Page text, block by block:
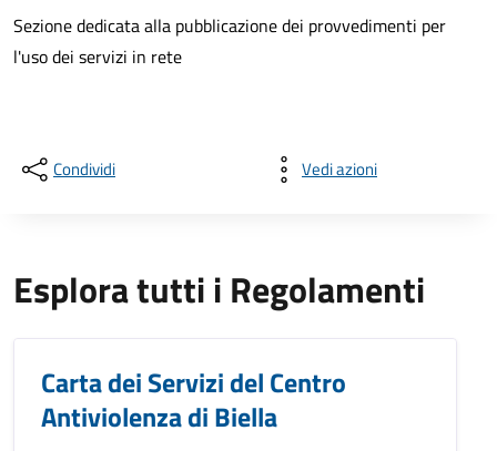
Sezione dedicata alla pubblicazione dei provvedimenti per
l'uso dei servizi in rete
Condividi Vedi azioni
Esplora tutti i Regolamenti
Carta dei Servizi del Centro
Antiviolenza di Biella